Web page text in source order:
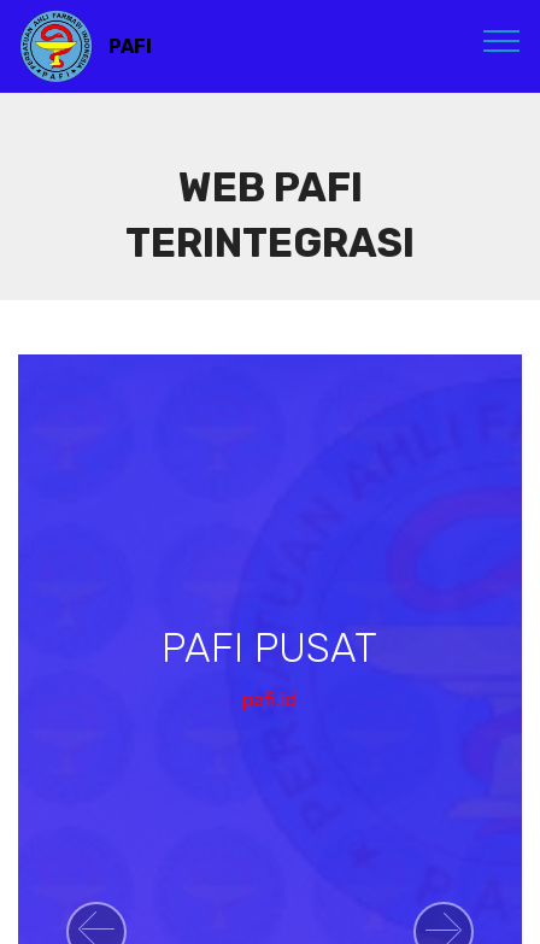
PAFI
WEB PAFI
TERINTEGRASI
PAFI PUSAT
pafi.id